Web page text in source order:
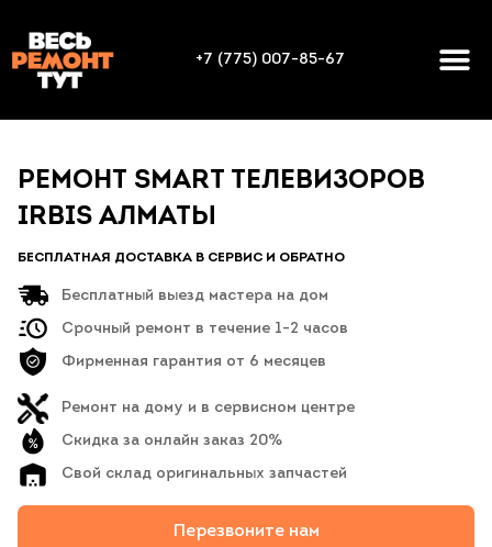
+7 (775) 007-85-67
РЕМОНТ SMART ТЕЛЕВИЗОРОВ
IRBIS АЛМАТЫ
БЕСПЛАТНАЯ ДОСТАВКА В СЕРВИС И ОБРАТНО
Бесплатный выезд мастера на дом
Срочный ремонт в течение 1-2 часов
Фирменная гарантия от 6 месяцев
Ремонт на дому и в сервисном центре
Скидка за онлайн заказ 20%
Свой склад оригинальных запчастей
Перезвоните нам